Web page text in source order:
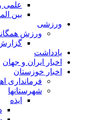
علمی
بین
ورزشی
ورزش
یادداشت
اخبار ایران و جهان
اخبار خوزستان
فرمانداری
شهرستانها
ایذه